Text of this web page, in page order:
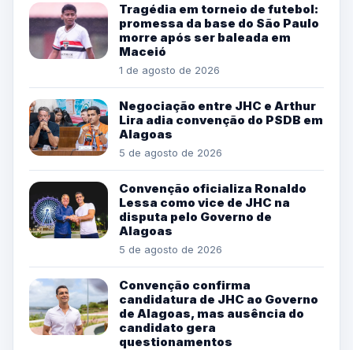
Tragédia em torneio de futebol:
promessa da base do São Paulo
morre após ser baleada em
Maceió
1 de agosto de 2026
Negociação entre JHC e Arthur
Lira adia convenção do PSDB em
Alagoas
5 de agosto de 2026
Convenção oficializa Ronaldo
Lessa como vice de JHC na
disputa pelo Governo de
Alagoas
5 de agosto de 2026
Convenção confirma
candidatura de JHC ao Governo
de Alagoas, mas ausência do
candidato gera
questionamentos